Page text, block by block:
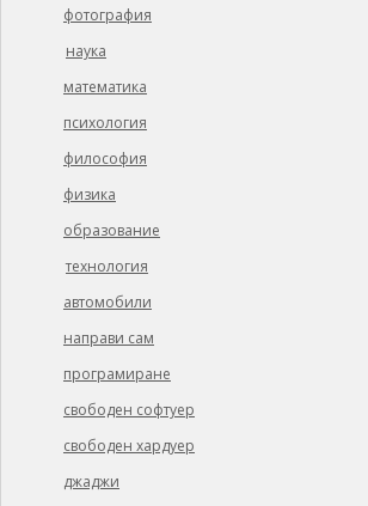
фотография
наука
математика
психология
философия
физика
образование
технология
автомобили
направи сам
програмиране
свободен софтуер
свободен хардуер
джаджи